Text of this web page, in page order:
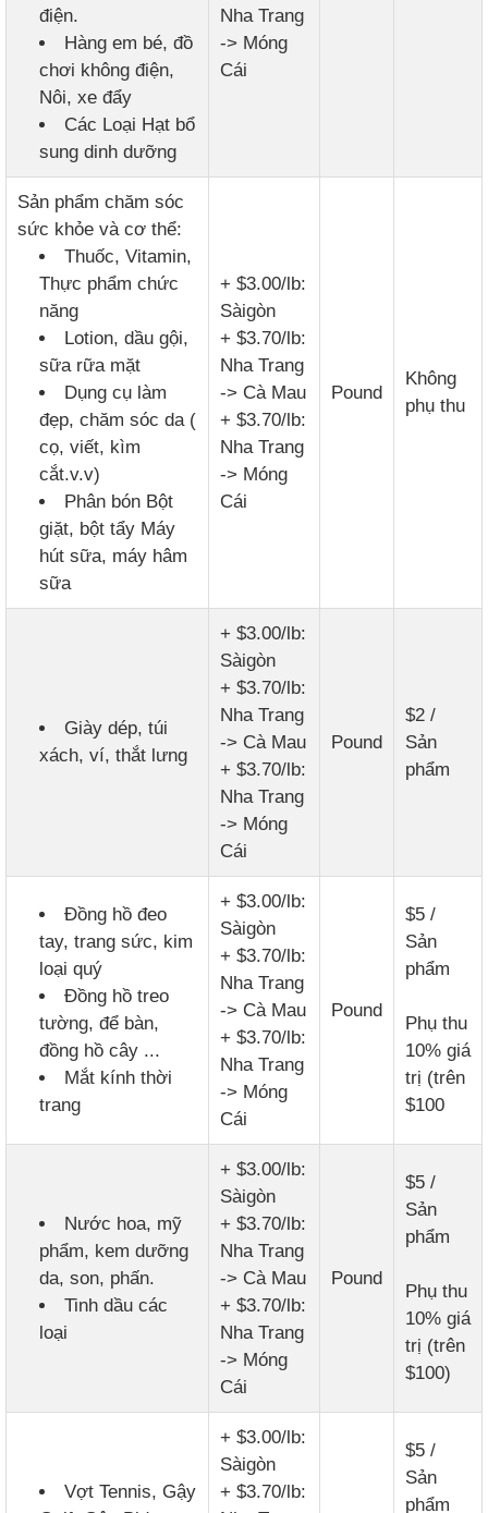
điện.
Hàng em bé, đồ
chơi không điện,
Nôi, xe đẩy
Các Loại Hạt bổ
sung dinh dưỡng
Nha Trang
-> Móng
Cái
Sản phẩm chăm sóc
sức khỏe và cơ thể:
Thuốc, Vitamin,
Thực phẩm chức
năng
Lotion, dầu gội,
sữa rữa mặt
Dụng cụ làm
đẹp, chăm sóc da (
cọ, viết, kìm
cắt.v.v)
Phân bón Bột
giặt, bột tẩy Máy
hút sữa, máy hâm
sữa
+ $3.00/lb:
Sàigòn
+ $3.70/lb:
Nha Trang
-> Cà Mau
+ $3.70/lb:
Nha Trang
-> Móng
Cái
Pound
Không
phụ thu
Giày dép, túi
xách, ví, thắt lưng
+ $3.00/lb:
Sàigòn
+ $3.70/lb:
Nha Trang
-> Cà Mau
+ $3.70/lb:
Nha Trang
-> Móng
Cái
Pound
$2 /
Sản
phẩm
Đồng hồ đeo
tay, trang sức, kim
loại quý
Đồng hồ treo
tường, để bàn,
đồng hồ cây ...
Mắt kính thời
trang
+ $3.00/lb:
Sàigòn
+ $3.70/lb:
Nha Trang
-> Cà Mau
+ $3.70/lb:
Nha Trang
-> Móng
Cái
Pound
$5 /
Sản
phẩm
Phụ thu
10% giá
trị (trên
$100
Nước hoa, mỹ
phẩm, kem dưỡng
da, son, phấn.
Tinh dầu các
loại
+ $3.00/lb:
Sàigòn
+ $3.70/lb:
Nha Trang
-> Cà Mau
+ $3.70/lb:
Nha Trang
-> Móng
Cái
Pound
$5 /
Sản
phẩm
Phụ thu
10% giá
trị (trên
$100)
Vợt Tennis, Gậy
+ $3.00/lb:
Sàigòn
+ $3.70/lb:
$5 /
Sản
phẩm